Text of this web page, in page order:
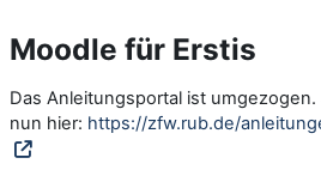
Moodle für Erstis
Das Anleitungsportal ist
nun hier: https://zfw.rub.de/